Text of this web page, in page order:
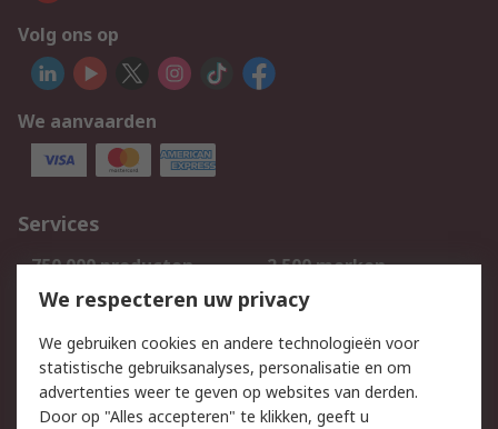
Volg ons op
We aanvaarden
Services
750.000 producten
2.500 merken
Bestellen
Inkoopoplossingen
Track & Trace
Wettelijk
We respecteren uw privacy
We gebruiken cookies en andere technologieën voor
statistische gebruiksanalyses, personalisatie en om
advertenties weer te geven op websites van derden.
Door op "Alles accepteren" te klikken, geeft u